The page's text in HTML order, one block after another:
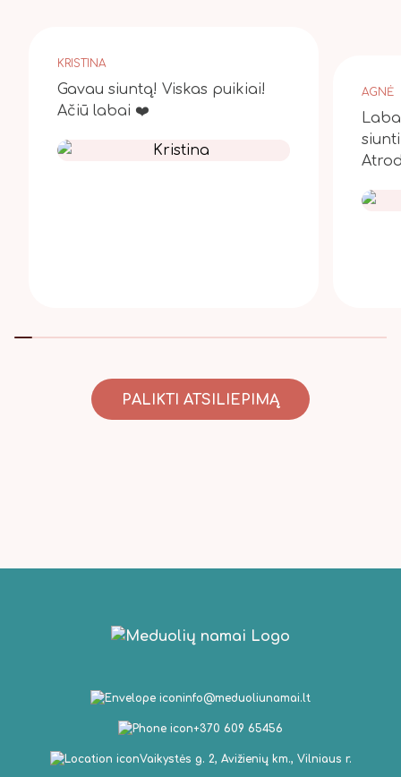
KRISTINA
Gavau siuntą! Viskas puikiai!
Ačiū labai ❤️
AGNĖ
PALIKTI ATSILIEPIMĄ
info@meduoliunamai.lt
+370 609 65456
Vaikystės g. 2, Avižienių km., Vilniaus r.